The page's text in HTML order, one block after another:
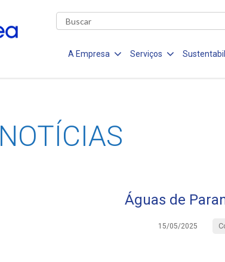
A Empresa Serviços
NOTÍCIAS
Águas de
15/05/2025